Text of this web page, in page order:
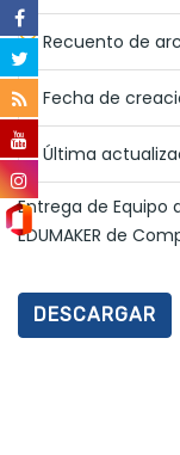
Recuento de
Fecha de
Última
Entrega de Equipo
EDUMAKER de
DESCARGAR